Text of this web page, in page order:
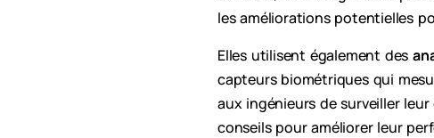
les améliorations potentielles
Elles utilisent également des
capteurs biométriques qui
aux ingénieurs de surveiller
conseils pour améliorer leur